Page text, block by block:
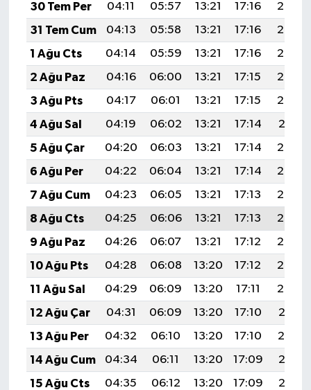
30 Tem Per
04:11 05:57 13:21 17:16
20:36
31 Tem Cum
04:13 05:58 13:21 17:16
20:35
1 Ağu Cts
04:14 05:59 13:21 17:16
20:34
2 Ağu Paz
04:16 06:00 13:21 17:15
20:33
3 Ağu Pts
04:17 06:01 13:21 17:15
20:32
4 Ağu Sal
04:19 06:02 13:21 17:14
20:31
5 Ağu Çar
04:20 06:03 13:21 17:14
20:30
6 Ağu Per
04:22 06:04 13:21 17:14
20:28
7 Ağu Cum
04:23 06:05 13:21 17:13
20:27
8 Ağu Cts
04:25 06:06 13:21 17:13
20:26
9 Ağu Paz
04:26 06:07 13:21 17:12
20:25
10 Ağu Pts
04:28 06:08 13:20 17:12
20:23
11 Ağu Sal
04:29 06:09 13:20 17:11
20:22
12 Ağu Çar
04:31 06:09 13:20 17:10
20:21
13 Ağu Per
04:32 06:10 13:20 17:10
20:19
14 Ağu Cum
04:34 06:11 13:20 17:09
20:18
15 Ağu Cts
04:35 06:12 13:20 17:09
20:17